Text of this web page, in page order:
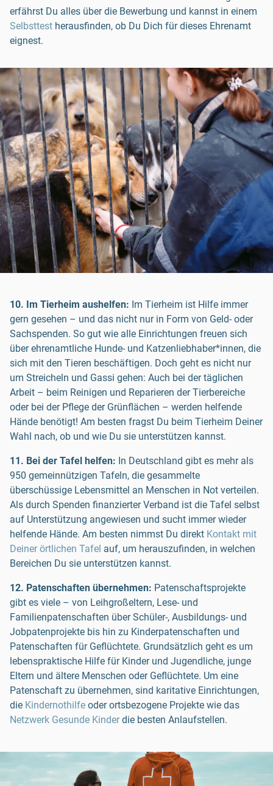
erfährst Du alles über die Bewerbung und kannst in einem
Selbsttest herausfinden, ob Du Dich für dieses Ehrenamt
eignest.
10. Im Tierheim aushelfen: Im Tierheim ist Hilfe immer
gern gesehen – und das nicht nur in Form von Geld- oder
Sachspenden. So gut wie alle Einrichtungen freuen sich
über ehrenamtliche Hunde- und Katzenliebhaber*innen, die
sich mit den Tieren beschäftigen. Doch geht es nicht nur
um Streicheln und Gassi gehen: Auch bei der täglichen
Arbeit – beim Reinigen und Reparieren der Tierbereiche
oder bei der Pflege der Grünflächen – werden helfende
Hände benötigt! Am besten fragst Du beim Tierheim Deiner
Wahl nach, ob und wie Du sie unterstützen kannst.
11. Bei der Tafel helfen: In Deutschland gibt es mehr als
950 gemeinnützigen Tafeln, die gesammelte
überschüssige Lebensmittel an Menschen in Not verteilen.
Als durch Spenden finanzierter Verband ist die Tafel selbst
auf Unterstützung angewiesen und sucht immer wieder
helfende Hände. Am besten nimmst Du direkt Kontakt mit
Deiner örtlichen Tafel auf, um herauszufinden, in welchen
Bereichen Du sie unterstützen kannst.
12. Patenschaften übernehmen: Patenschaftsprojekte
gibt es viele – von Leihgroßeltern, Lese- und
Familienpatenschaften über Schüler-, Ausbildungs- und
Jobpatenprojekte bis hin zu Kinderpatenschaften und
Patenschaften für Geflüchtete. Grundsätzlich geht es um
lebenspraktische Hilfe für Kinder und Jugendliche, junge
Eltern und ältere Menschen oder Geflüchtete. Um eine
Patenschaft zu übernehmen, sind karitative Einrichtungen,
die Kindernothilfe oder ortsbezogene Projekte wie das
Netzwerk Gesunde Kinderdie besten Anlaufstellen.